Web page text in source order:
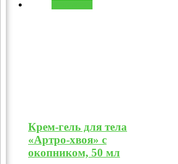
Крем-гель для тела
«Артро-хвоя» с
окопником, 50 мл